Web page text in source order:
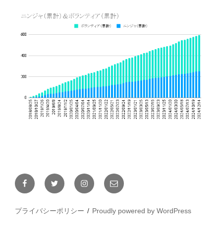
FacebookTwitter Instagramメ
ー
プライバシーポリシー Proudly powered by WordPress